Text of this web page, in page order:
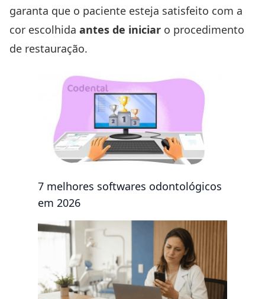
garanta que o paciente esteja satisfeito com a
cor escolhida antes de iniciar o procedimento
de restauração.
7 melhores softwares odontológicos
em 2026